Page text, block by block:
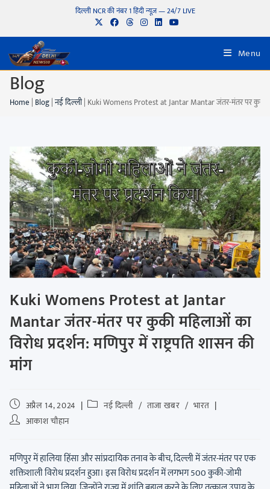
दिल्ली NCR की नंबर 1 हिंदी न्यूज़ — 24/7 LIVE
Menu
Blog
Home | Blog|नई दिल्ली| Kuki Womens Protest at Jantar Mantar जंतर-मंतर पर कुकी
Kuki Womens Protest at Jantar
Mantar जंतर-मंतर पर कुकी महिलाओं का
विरोध प्रदर्शन: मणिपुर में राष्ट्रपति शासन की
मांग
अप्रैल 14, 2024 नई दिल्ली / ताजा खबर / भारत
आकाश चौहान
मणिपुर में हालिया हिंसा और सांप्रदायिक तनाव के बीच, दिल्ली में जंतर-मंतर पर एक
शक्तिशाली विरोध प्रदर्शन हुआ। इस विरोध प्रदर्शन में लगभग 500 कुकी-जोमी